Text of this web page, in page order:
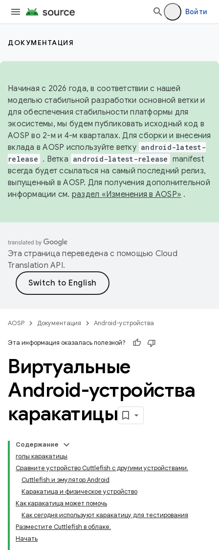
Войти
ДОКУМЕНТАЦИЯ
Начиная с 2026 года, в соответствии с нашей
моделью стабильной разработки основной ветки и
для обеспечения стабильности платформы для
экосистемы, мы будем публиковать исходный код в
AOSP во 2-м и 4-м кварталах. Для сборки и внесения
вклада в AOSP используйте ветку android-latest-
release . Ветка android-latest-release manifest
всегда будет ссылаться на самый последний релиз,
выпущенный в AOSP. Для получения дополнительной
информации см. раздел «Изменения в AOSP» .
Эта страница переведена с помощью Cloud
Translation API.
AOSP Документация Android-устройства
Эта информация оказалась полезной?
Виртуальные
Android-устройства
каракатицы
Содержание
голы каракатицы
Сравните устройство Cuttlefish с другими устройствами.
Cuttlefish и эмулятор Android
Каракатица и физическое устройство
Как каракатица может помочь
Как сегодня используют каракатицу для тестирования
Разместите Cuttlefish в облаке.
Начать